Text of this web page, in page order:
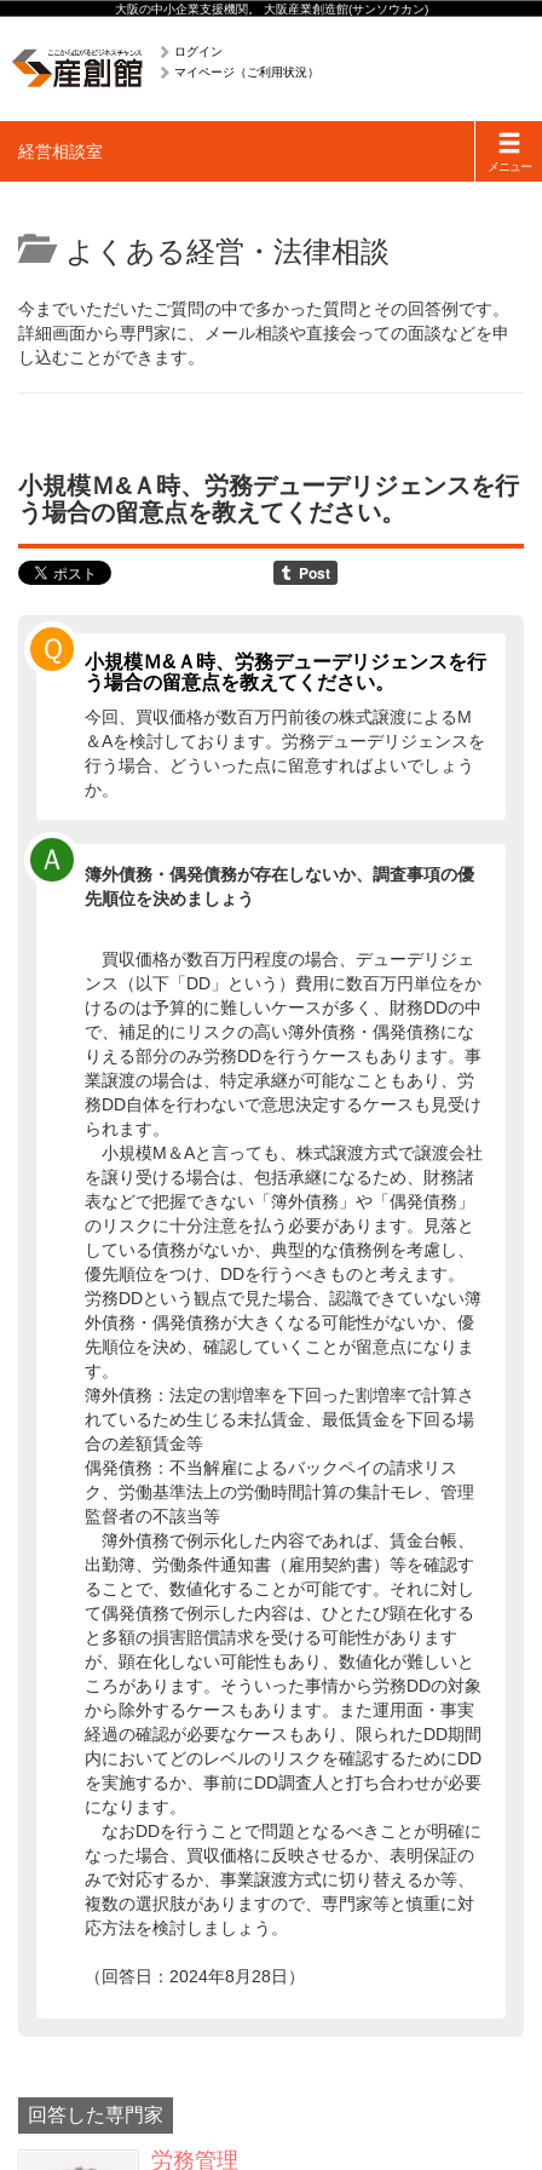
大阪の中小企業支援機関。 大阪産業創造館(サンソウカン)
ログイン
マイページ（ご利用状況）
Toggle
メニュー
経営相談室
よくある経営・法律相談
今までいただいたご質問の中で多かった質問とその回答例です。
詳細画面から専門家に、メール相談や直接会っての面談などを申
し込むことができます。
小規模Ｍ&Ａ時、労務デューデリジェンスを行
う場合の留意点を教えてください。
Ｑ
小規模Ｍ&Ａ時、労務デューデリジェンスを行
う場合の留意点を教えてください。
今回、買収価格が数百万円前後の株式譲渡によるM
＆Aを検討しております。労務デューデリジェンスを
行う場合、どういった点に留意すればよいでしょう
か。
Ａ
簿外債務・偶発債務が存在しないか、調査事項の優
先順位を決めましょう
買収価格が数百万円程度の場合、デューデリジェ
ンス（以下「DD」という）費用に数百万円単位をか
けるのは予算的に難しいケースが多く、財務DDの中
で、補足的にリスクの高い簿外債務・偶発債務にな
りえる部分のみ労務DDを行うケースもあります。事
業譲渡の場合は、特定承継が可能なこともあり、労
務DD自体を行わないで意思決定するケースも見受け
られます。
小規模M＆Aと言っても、株式譲渡方式で譲渡会社
を譲り受ける場合は、包括承継になるため、財務諸
表などで把握できない「簿外債務」や「偶発債務」
のリスクに十分注意を払う必要があります。見落と
している債務がないか、典型的な債務例を考慮し、
優先順位をつけ、DDを行うべきものと考えます。
労務DDという観点で見た場合、認識できていない簿
外債務・偶発債務が大きくなる可能性がないか、優
先順位を決め、確認していくことが留意点になりま
す。
簿外債務：法定の割増率を下回った割増率で計算さ
れているため生じる未払賃金、最低賃金を下回る場
合の差額賃金等
偶発債務：不当解雇によるバックペイの請求リス
ク、労働基準法上の労働時間計算の集計モレ、管理
監督者の不該当等
簿外債務で例示化した内容であれば、賃金台帳、
出勤簿、労働条件通知書（雇用契約書）等を確認す
ることで、数値化することが可能です。それに対し
て偶発債務で例示した内容は、ひとたび顕在化する
と多額の損害賠償請求を受ける可能性があります
が、顕在化しない可能性もあり、数値化が難しいと
ころがあります。そういった事情から労務DDの対象
から除外するケースもあります。また運用面・事実
経過の確認が必要なケースもあり、限られたDD期間
内においてどのレベルのリスクを確認するためにDD
を実施するか、事前にDD調査人と打ち合わせが必要
になります。
なおDDを行うことで問題となるべきことが明確に
なった場合、買収価格に反映させるか、表明保証の
みで対応するか、事業譲渡方式に切り替えるか等、
複数の選択肢がありますので、専門家等と慎重に対
応方法を検討しましょう。
（回答日：2024年8月28日）
回答した専門家
労務管理